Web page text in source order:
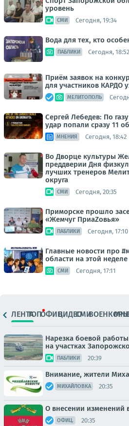
уровень
СМИ Сегодня, 19:34
Вода для тех, кто
ПАБЛИКИ Сегодня, 18:52
Приём заявок на
для участников КАРДО
МЕЛИТОПОЛЬ
Сергей Лебедев: По
удар попали сразу 11
МНЕНИЯ Сегодня, 18:42
Во Дворце культуры
преддверии Дня
лучших тренеров
округа
СМИ Сегодня, 20:35
Приморске прошло
«Жемчуг ПриаZовья»
ПАБЛИКИ Сегодня, 17:10
Главные новости про
области на этой неделе
СМИ Сегодня, 17:11
ЛЕНТАТОПОФИЦ.ВИДЕОСМИВОЕНКОРЫ
Нарезка боевой
на участках
ПАБЛИКИ 20:39
Внимание, жители
МИХАЙЛОВКА 20:35
О внесении изменений
ОФИЦ. 20:35